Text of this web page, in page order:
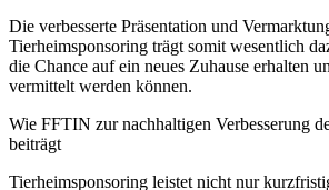
Die verbesserte Präsentation und
Tierheimsponsoring trägt somit wesentlich
die Chance auf ein neues Zuhause erhalten
vermittelt werden können.
Wie FFTIN zur nachhaltigen Verbesserung
beiträgt
Tierheimsponsoring leistet nicht nur